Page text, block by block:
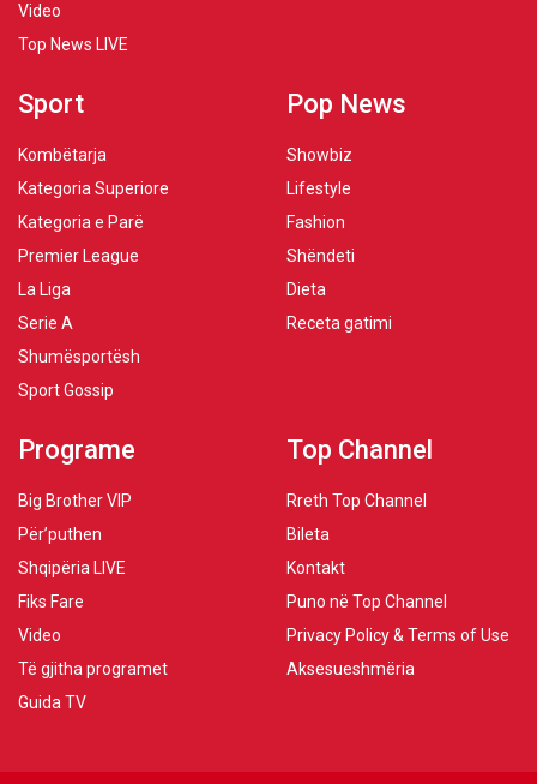
Video
Top News LIVE
Sport
Kombëtarja
Kategoria Superiore
Kategoria e Parë
Premier League
La Liga
Serie A
Shumësportësh
Sport Gossip
Pop News
Showbiz
Lifestyle
Fashion
Shëndeti
Dieta
Receta gatimi
Programe
Big Brother VIP
Për’puthen
Shqipëria LIVE
Fiks Fare
Video
Të gjitha programet
Guida TV
Top Channel
Rreth Top Channel
Bileta
Kontakt
Puno në Top Channel
Privacy Policy & Terms of Use
Aksesueshmëria